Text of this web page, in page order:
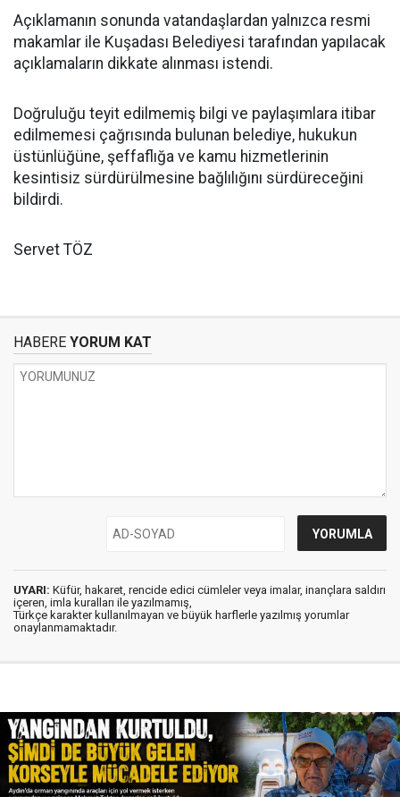
Açıklamanın sonunda vatandaşlardan yalnızca resmi
makamlar ile Kuşadası Belediyesi tarafından yapılacak
açıklamaların dikkate alınması istendi.
Doğruluğu teyit edilmemiş bilgi ve paylaşımlara itibar
edilmemesi çağrısında bulunan belediye, hukukun
üstünlüğüne, şeffaflığa ve kamu hizmetlerinin
kesintisiz sürdürülmesine bağlılığını sürdüreceğini
bildirdi.
Servet TÖZ
HABERE YORUM KAT
UYARI: Küfür, hakaret, rencide edici cümleler veya imalar, inançlara saldırı
içeren, imla kuralları ile yazılmamış,
Türkçe karakter kullanılmayan ve büyük harflerle yazılmış yorumlar
onaylanmamaktadır.